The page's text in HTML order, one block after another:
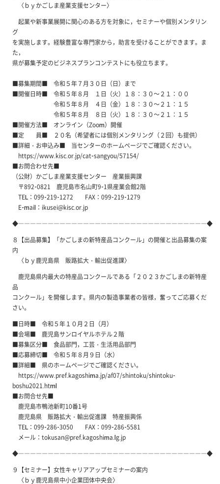
〈ｂｙかごしま産業支援センター〉
起業や新事業展開に関心のある方を対象に，セミナーや個別メンタリン
グ
を実施します。経験豊富な専門家から，助言を受けることができます。ま
た，
県が募集予定のビジネスプランコンテストにも役立ちます。
■募集期間■ 令和５年７月３０日（日）まで
■開催日時■ 令和５年８月 １日（火）１８：３０～２１：００
令和５年８月 ４日（金）１８：３０～２１：１５
令和５年８月 ８日（火）１８：３０～２１：１５
■開催方法■ オンライン（Zoom）開催
■定 員■ ２０名（希望者には個別メンタリング（２回）も提供）
■詳細・お申込み■ 当センターのホームページでご確認ください。
https://www.kisc.or.jp/cat-sangyou/57154/
■お問合わせ先■
（公財）かごしま産業支援センター 産業振興課
〒892-0821 鹿児島市名山町9-1県産業会館2階
TEL：099-219-1272 FAX：099-219-1279
E-mail：ikusei@kisc.or.jp
◆――――――――――――――――――――――――――――――――◆
８【出品募集】「かごしまの新特産品コンクール」の開催と出品募集の案
内
〈ｂｙ鹿児島県 販路拡大・輸出促進課〉
鹿児島県内最大の特産品コンクールである「２０２３かごしまの新特産
品
コンクール」を開催します。県内の製造事業者の皆様，奮ってご応募くだ
さい。
■日時■ 令和５年１０月２日（月）
■会場■ 鹿児島サンロイヤルホテル２階
■募集区分■ 食品部門，工芸・生活用品部門
■応募締切■ 令和５年８月９日（水）
■詳細■ 県のホームページでご確認ください。
https://www.pref.kagoshima.jp/af07/shintoku/shintoku-
boshu2021.html
■お問合せ先■
鹿児島市鴨池新町10番1号
鹿児島県 販路拡大・輸出促進課 特産振興係
TEL：099-286-3050 FAX：099-286-5581
メール：tokusan@pref.kagoshima.lg.jp
◆――――――――――――――――――――――――――――――――◆
９【セミナー】女性キャリアアップセミナーの案内
〈ｂｙ鹿児島県中小企業団体中央会〉